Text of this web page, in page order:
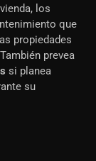
los
que
propiedades
prevea
si planea
su